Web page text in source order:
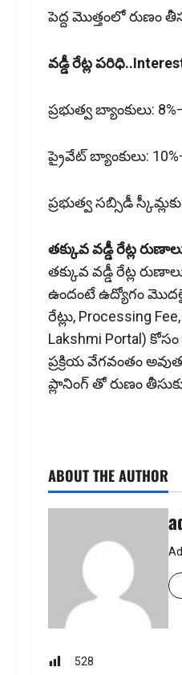
పెద్ద మొత్తంలో రుణం
వడ్డీ రేట్ల
ప్రభుత్వ బ్యాంకులు:
ప్రైవేట్ బ్యాంకులు:
ప్రభుత్వ సబ్సిడీ
త‌క్కువ వ‌డ్డీ రేట్ల
తక్కువ వడ్డీ రేట్ల
ఉందంటే ఉద్యోగం
రేట్లు, Processing
Lakshmi Portal)
ప్రక్రియ వేగవంతం
ప్లానింగ్ తో రుణం
ABOUT THE AUTHOR
528